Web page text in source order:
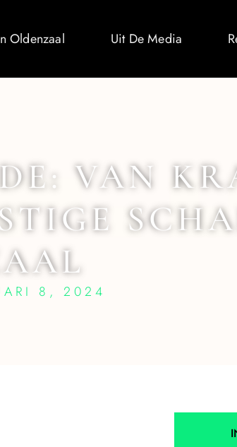
Oldenzaal Uit De Media
VAN
8, 2024